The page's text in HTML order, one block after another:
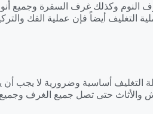
وكذلك غرف السفرة وجميع
التغليف أيضاً فإن عملية الفك
التغليف أساسية وضرورية لا يجب أن
حتى تصل جميع الغرف وجميع